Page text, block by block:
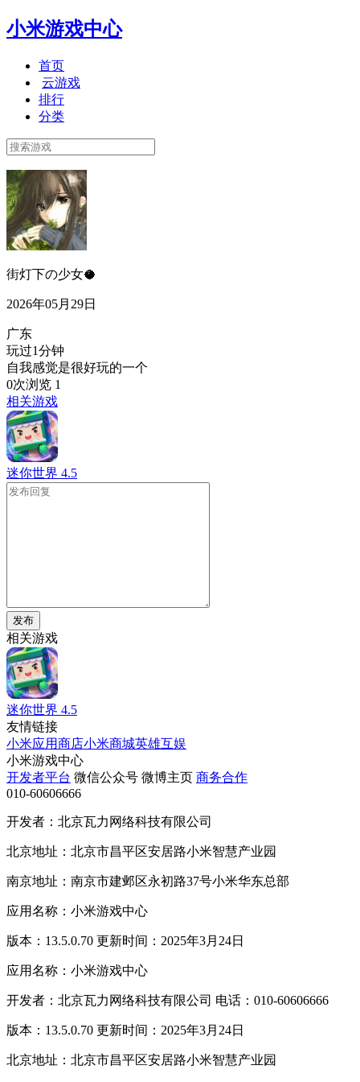
小米游戏中心
首页
云游戏
排行
分类
街灯下の少女🥥
2026年05月29日
广东
玩过1分钟
自我感觉是很好玩的一个
0次浏览 1
相关游戏
迷你世界 4.5
发布
相关游戏
迷你世界 4.5
友情链接
小米应用商店小米商城英雄互娱
小米游戏中心
开发者平台 微信公众号 微博主页 商务合作
010-60606666
开发者：北京瓦力网络科技有限公司
北京地址：北京市昌平区安居路小米智慧产业园
南京地址：南京市建邺区永初路37号小米华东总部
应用名称：小米游戏中心
版本：13.5.0.70 更新时间：2025年3月24日
应用名称：小米游戏中心
开发者：北京瓦力网络科技有限公司 电话：010-60606666
版本：13.5.0.70 更新时间：2025年3月24日
北京地址：北京市昌平区安居路小米智慧产业园